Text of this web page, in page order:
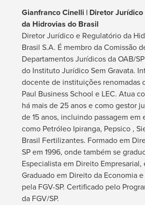
Gianfranco Cinelli | Diretor
da Hidrovias do Brasil
Diretor Jurídico e Regulatório da
Brasil S.A. É membro da Comissão
Departamentos Jurídicos da OAB/
do Instituto Jurídico Sem Gravata.
docente de instituições renomadas
Paul Business School e LEC. Atua
há mais de 25 anos e como gestor
de 15 anos, incluindo passagem em
como Petróleo Ipiranga, Pepsico ,
Brasil Fertilizantes. Formado em
SP em 1996, onde também se
Especialista em Direito Empresarial,
Graduado em Direito da Economia
pela FGV-SP. Certificado pelo
da FGV/SP.